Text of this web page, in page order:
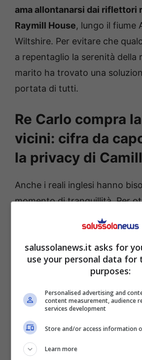
ama allontanarsi dai riflettori
Raymill House, lungo il fiume
Wiltshire. Per evitare che
a repentaglio la serenità della
marito ha trovato una
portata di tutti.
Re Carlo compra
vicini: cifra da
la privacy di
Anche i reali inglesi hanno
momento di tranquillità. Per
è solita ritagliarsi il suo tempo
Raymill House, acquistata
dall’ex marito Andrew Parker
1995 per 850.000 sterline.
salussolanews.it asks for
use your personal data for
purposes:
Personalised advertising and
content measurement, audience
services development
Store and/or access information
Learn more